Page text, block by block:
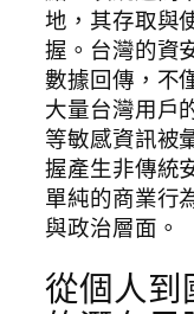
地，其存取與
握。台灣的資
數據回傳，不
大量台灣用戶
等敏感資訊被
握產生非傳統
單純的商業行
與政治層面。
從個人到